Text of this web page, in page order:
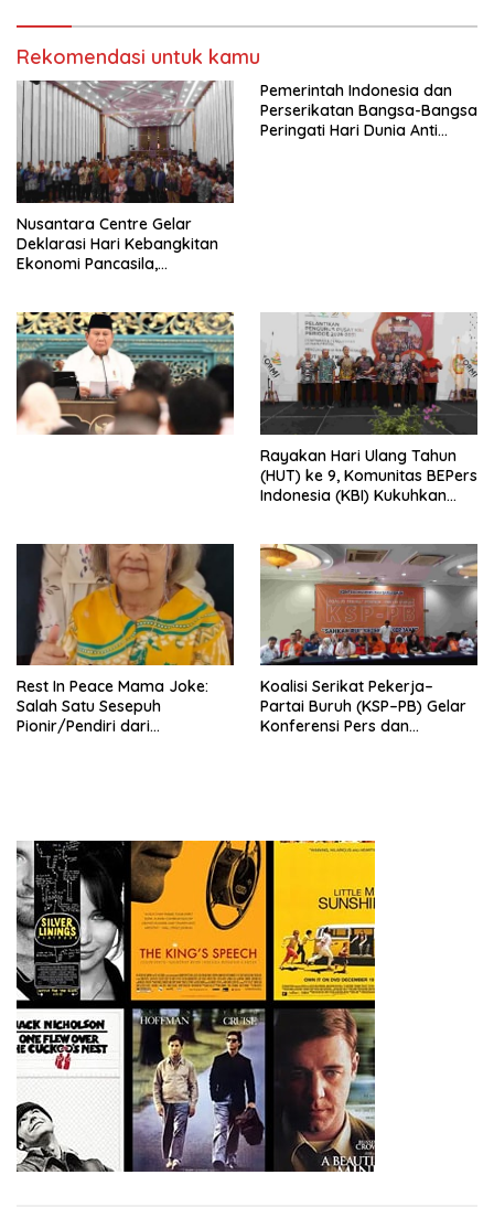
Kasih Allah.
RUU Ketenagakerjaan Baru.
Rekomendasi untuk kamu
Nusantara Centre Gelar
Deklarasi Hari Kebangkitan
Ekonomi Pancasila,
Penjajahan (Pergolakan
Ekonomi Politik Indonesia) &
Simposium Nasional “Urgensi
Undang-Undang
Perekonomian Nasional dan
Kesejahteraan Sosial dalam
Pemerintah Indonesia dan
Perserikatan Bangsa-Bangsa
Peringati Hari Dunia Anti
Rayakan Hari Ulang Tahun
(HUT) ke 9, Komunitas BEPers
Indonesia (KBI) Kukuhkan
Tema: “Penguatan dan
Pengembangan Organisasi
KBI yang Berbasis Riset di
seluruh Indonesia dan
Mancanegara”.
Rest In Peace Mama Joke:
Salah Satu Sesepuh
Pionir/Pendiri dari
Koalisi Serikat Pekerja–
Partai Buruh (KSP–PB) Gelar
Konferensi Pers dan